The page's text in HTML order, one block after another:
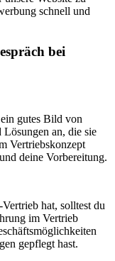
schnell und
bei
gutes Bild von
an, die sie
Vertriebskonzept
deine Vorbereitung.
hat, solltest du
im Vertrieb
gepflegt hast.